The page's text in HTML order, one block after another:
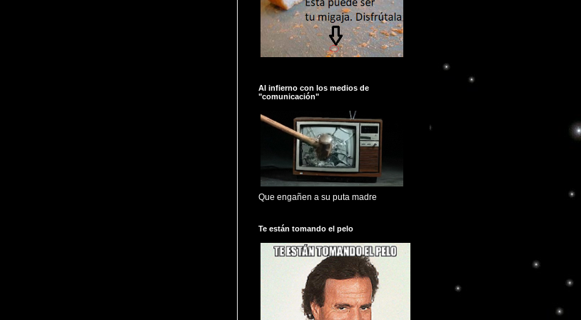
Al infierno con los medios de
"comunicación"
Que engañen a su puta madre
Te están tomando el pelo